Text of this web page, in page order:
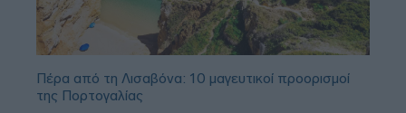
Πέρα από τη Λισαβόνα: 10 μαγευτικοί προορισμοί
της Πορτογαλίας